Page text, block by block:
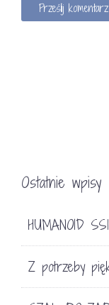
Ostatnie wpisy
HUMANOID
Z potrzeby